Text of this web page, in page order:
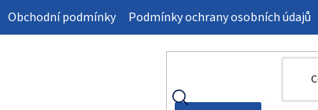
Obchodní podmínky Podmínky ochrany osobních údajů